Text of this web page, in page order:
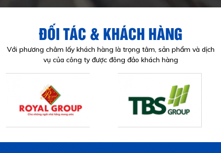
ĐỐI TÁC & KHÁCH HÀNG
Với phương châm lấy khách hàng là trọng tâm, sản phẩm và dịch
vụ của công ty được đông đảo khách hàng